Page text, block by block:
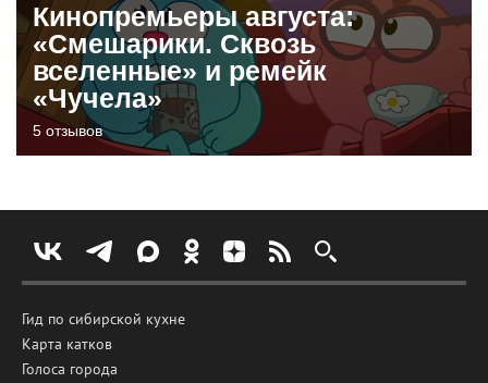
Кинопремьеры августа:
«Смешарики. Сквозь
вселенные» и ремейк
«Чучела»
5 отзывов
Гид по сибирской кухне
Карта катков
Голоса города